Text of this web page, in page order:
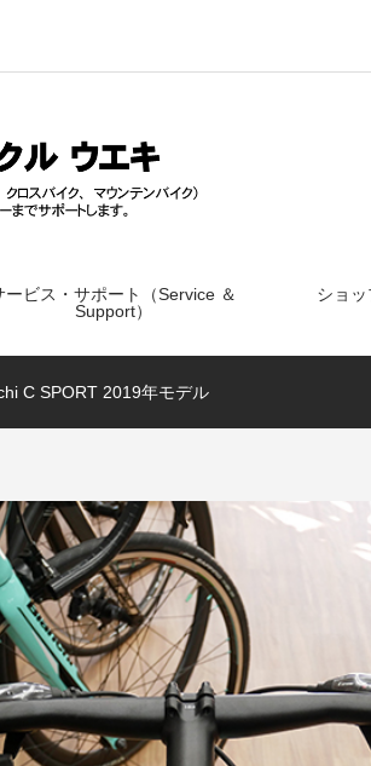
ービス・サポート（Service ＆
Support）
ショ
105 ピ
CANNONDALE SuperSix EVO
LA...
SH-
フィジーク シューズ TEMPO
R5 POWERS...
プログ
TREK e-MTB セール開催！
C SPORT 2019年モデル